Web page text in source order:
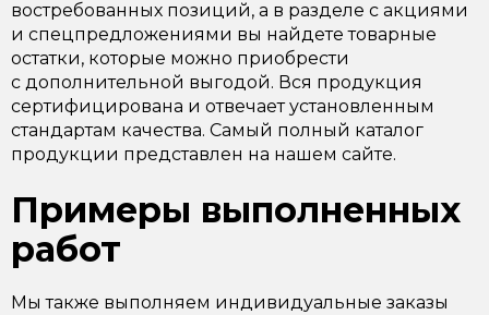
востребованных позиций, а в разделе с акциями
и спецпредложениями вы найдете товарные
остатки, которые можно приобрести
с дополнительной выгодой. Вся продукция
сертифицирована и отвечает установленным
стандартам качества. Самый полный каталог
продукции представлен на нашем сайте.
Примеры выполненных
работ
Мы также выполняем индивидуальные заказы